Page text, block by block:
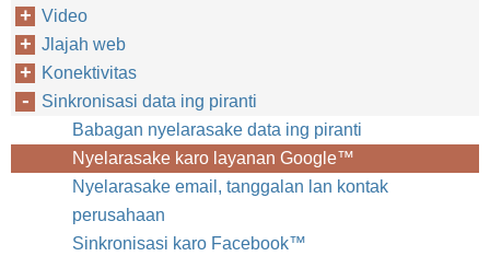
Video
Jlajah web
Konektivitas
Sinkronisasi data ing piranti
Babagan nyelarasake data ing piranti
Nyelarasake karo layanan Google™‎
Nyelarasake email, tanggalan lan kontak
perusahaan
Sinkronisasi karo Facebook™‎